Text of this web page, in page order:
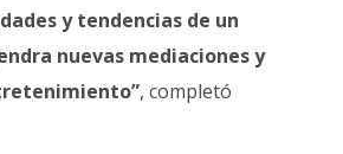
y tendencias de un
nuevas mediaciones y
, completó